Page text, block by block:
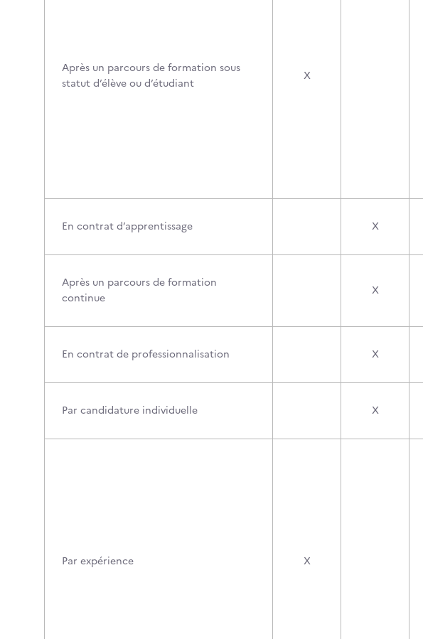
Après un parcours de formation sous
statut d’élève ou d’étudiant
X
En contrat d’apprentissage X
Après un parcours de formation
continue
X
En contrat de professionnalisation X
Par candidature individuelle X
Par expérience X